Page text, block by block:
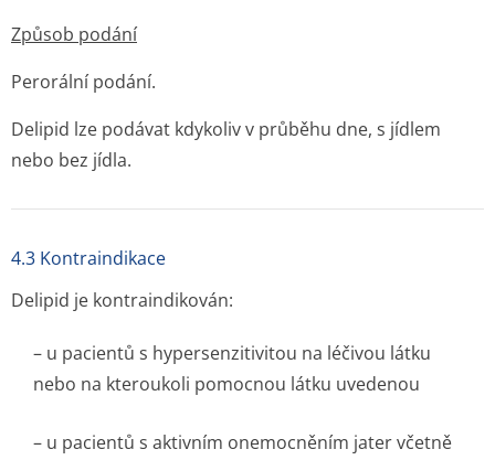
Způsob podání
Perorální podání.
Delipid lze podávat kdykoliv v průběhu dne, s jídlem
nebo bez jídla.
4.3 Kontraindikace
Delipid je kontraindikován:
– u pacientů s hypersenzitivitou na léčivou látku
nebo na kteroukoli pomocnou látku uvedenou
– u pacientů s aktivním onemocněním jater včetně